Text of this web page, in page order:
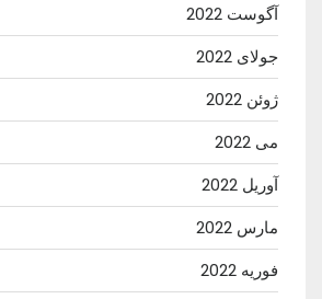
آگوست 2022
جولای 2022
ژوئن 2022
می 2022
آوریل 2022
مارس 2022
فوریه 2022